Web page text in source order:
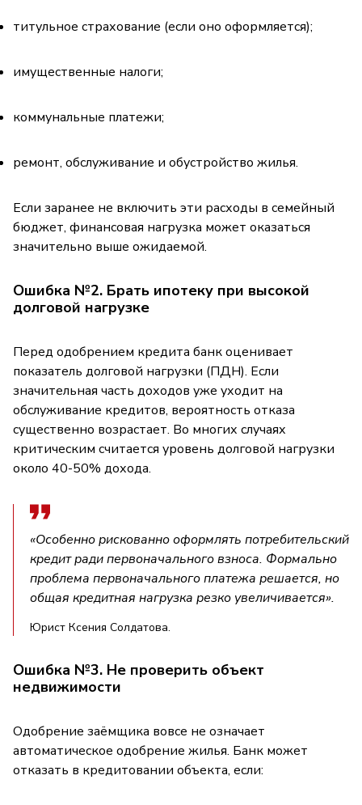
титульное страхование (если оно оформляется);
имущественные налоги;
коммунальные платежи;
ремонт, обслуживание и обустройство жилья.
Если заранее не включить эти расходы в семейный
бюджет, финансовая нагрузка может оказаться
значительно выше ожидаемой.
Ошибка №2. Брать ипотеку при высокой
долговой нагрузке
Перед одобрением кредита банк оценивает
показатель долговой нагрузки (ПДН). Если
значительная часть доходов уже уходит на
обслуживание кредитов, вероятность отказа
существенно возрастает. Во многих случаях
критическим считается уровень долговой нагрузки
около 40-50% дохода.
«Особенно рискованно оформлять потребительский
кредит ради первоначального взноса. Формально
проблема первоначального платежа решается, но
общая кредитная нагрузка резко увеличивается».
Юрист Ксения Солдатова.
Ошибка №3. Не проверить объект
недвижимости
Одобрение заёмщика вовсе не означает
автоматическое одобрение жилья. Банк может
отказать в кредитовании объекта, если: